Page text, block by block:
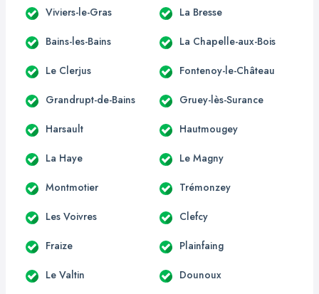
Viviers-le-Gras La Bresse
Bains-les-Bains La Chapelle-aux-Bois
Le Clerjus Fontenoy-le-Château
Grandrupt-de-Bains Gruey-lès-Surance
Harsault Hautmougey
La Haye Le Magny
Montmotier Trémonzey
Les Voivres Clefcy
Fraize Plainfaing
Le Valtin Dounoux